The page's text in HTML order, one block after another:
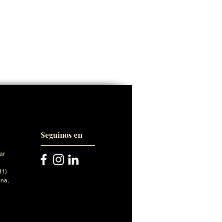
Seguinos en